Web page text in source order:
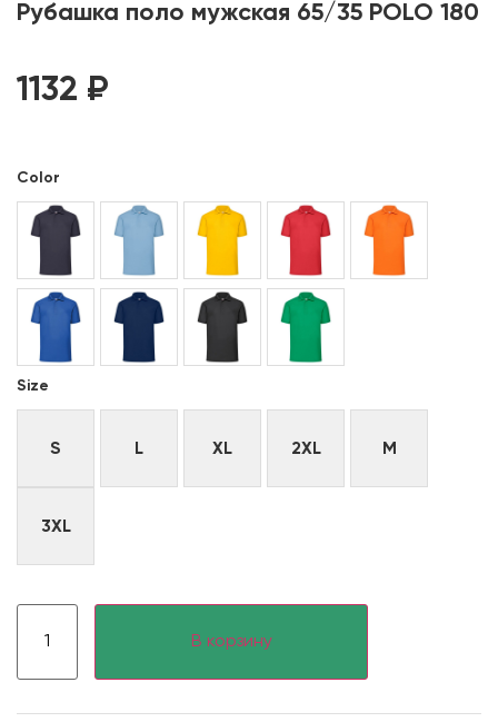
Рубашка поло мужская 65/35 POLO 180
1132 ₽
Color
Size
S L XL 2XL M
3XL
В корзину